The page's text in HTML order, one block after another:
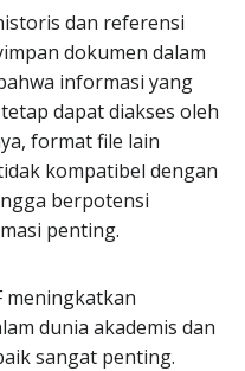
dan referensi
dokumen dalam
informasi yang
dapat diakses oleh
format file lain
kompatibel dengan
berpotensi
penting.
meningkatkan
dunia akademis dan
sangat penting.